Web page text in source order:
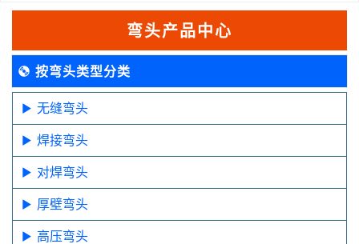
弯头产品中心
按弯头类型分类
无缝弯头
焊接弯头
对焊弯头
厚壁弯头
高压弯头